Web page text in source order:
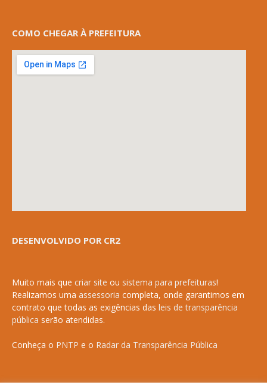
COMO CHEGAR À PREFEITURA
DESENVOLVIDO POR CR2
Muito mais que criar site ou sistema para prefeituras!
Realizamos uma assessoria completa, onde garantimos em
contrato que todas as exigências das leis de transparência
pública serão atendidas.
Conheça o PNTP e o Radar da Transparência Pública